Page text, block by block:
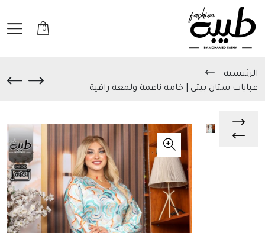
0
الرئيسية
عبايات ستان بيتي | خامة ناعمة ولمعة راقية